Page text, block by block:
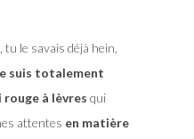
le savais déjà hein,
suis totalement
rouge à lèvres qui
attentes en matière